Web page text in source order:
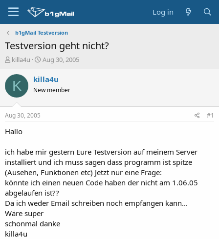
Log in
b1gMail Testversion
Testversion geht nicht?
T
r
a
t
a
e
r
killa4u
S
a
t
Aug 30, 2005
K killa4u
New member
Aug 30, 2005 #1
Hallo
ich habe mir gestern Eure Testversion auf meinem Server
installiert und ich muss sagen dass programm ist spitze
(Ausehen, Funktionen etc) Jetzt nur eine Frage:
könnte ich einen neuen Code haben der nicht am 1.06.05
abgelaufen ist??
Da ich weder Email schreiben noch empfangen kann...
Wäre super
schonmal danke
killa4u